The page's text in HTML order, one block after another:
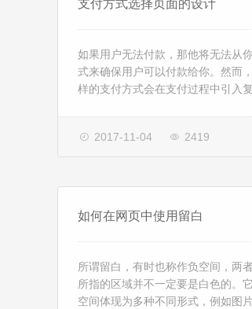
支付方式选择页面的设计
如果用户无法付款，那他将无法从
式来确保用户可以付款给你。然而
样的支付方式会在支付过程中引入
2017-11-04 2419
如何在网页中使用留白
所谓留白，有时也称作负空间，两
所指的区域并不一定要是白色的。
空间体现为多种不同形式，例如图